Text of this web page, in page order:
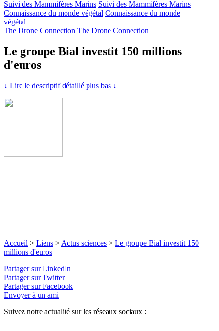
Suivi des Mammifères Marins Suivi des Mammifères Marins
Connaissance du monde végétal Connaissance du monde
végétal
The Drone Connection The Drone Connection
Le groupe Bial investit 150 millions
d'euros
↓ Lire le descriptif détaillé plus bas ↓
Accueil > Liens > Actus sciences > Le groupe Bial investit 150
millions d'euros
Partager sur LinkedIn
Partager sur Twitter
Partager sur Facebook
Envoyer à un ami
Suivez notre actualité sur les réseaux sociaux :